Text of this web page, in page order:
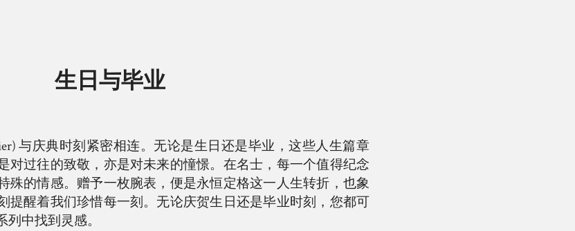
生日与毕业
与庆典时刻紧密相连。无论是生日还是毕业，这些人生篇章
对过往的致敬，亦是对未来的憧憬。在名士，每一个值得纪念
殊的情感。赠予一枚腕表，便是永恒定格这一人生转折，也象
提醒着我们珍惜每一刻。无论庆贺生日还是毕业时刻，您都可
中找到灵感。